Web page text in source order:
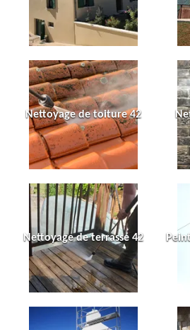
Nettoyage de toiture 42
Nettoyage de terrasse 42